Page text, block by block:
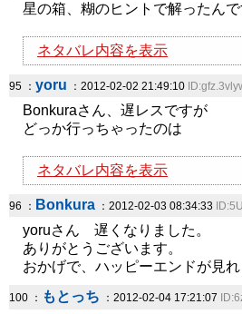
星の箱、糊のヒントで解ったんで
ネタバレ内容を表示
95 ： yoru ：2012-02-02 21:49:10
Bonkuraさん、遅レスですが
どっか行っちゃったのは
ネタバレ内容を表示
96 ： Bonkura ：2012-02-03 08:34:33
yoruさん 遅くなりました。
ありがとうございます。
おかげで、ハッピーエンドが見れ
100 ： もとっち ：2012-02-04 17:21:07